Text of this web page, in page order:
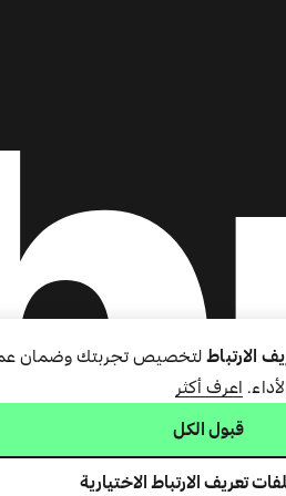
الارتباطلتخصيص تجربتك وضمان
اعرف أكثر
قبول الكل
تعريف الارتباط الاختيارية